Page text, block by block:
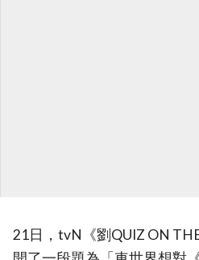
21日，tvN《劉QUIZ ON